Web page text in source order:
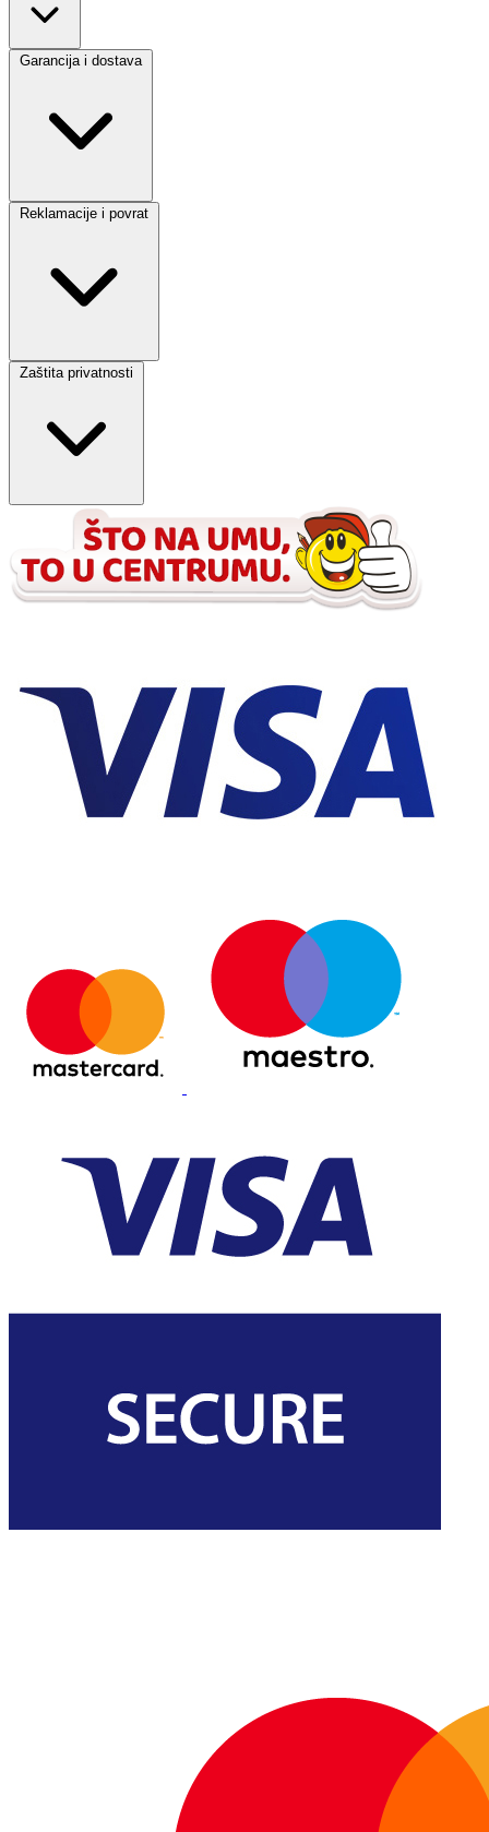
Garancija i dostava
Reklamacije i povrat
Zaštita privatnosti